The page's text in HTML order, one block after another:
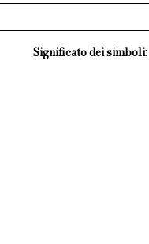
Significato dei simboli: